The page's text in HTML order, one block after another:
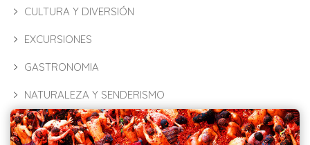
CULTURA Y DIVERSIÓN
EXCURSIONES
GASTRONOMIA
NATURALEZA Y SENDERISMO